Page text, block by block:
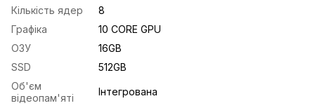
Кількість ядер
8
Графіка
10 CORE GPU
ОЗУ
16GB
SSD
512GB
Об'єм
відеопам'яті
Інтегрована